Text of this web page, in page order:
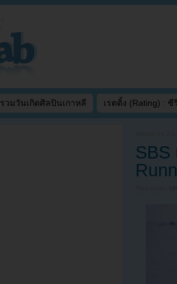
รวมวันเกิดศิลปินเกาหลี เรตติ้ง (Rating) : ซี
SBS